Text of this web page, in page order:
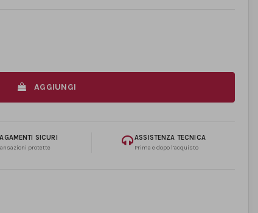
AGGIUNGI
SICURI
protette
ASSISTENZA TECNICA
Prima e dopo l’acquisto